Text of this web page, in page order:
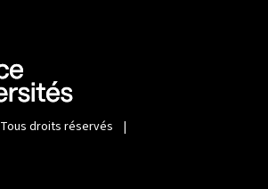
Tous droits réservés |